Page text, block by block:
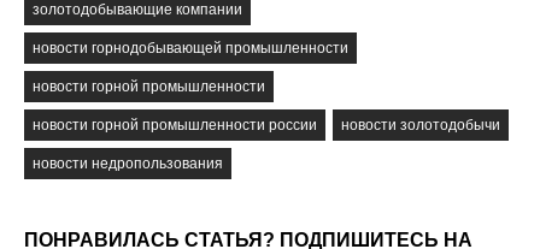
золотодобывающие компании
новости горнодобывающей промышленности
новости горной промышленности
новости горной промышленности россии новости золотодобычи
новости недропользования
ПОНРАВИЛАСЬ СТАТЬЯ? ПОДПИШИТЕСЬ НА